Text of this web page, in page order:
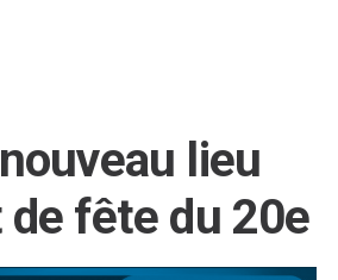
lieu
de fête du 20e